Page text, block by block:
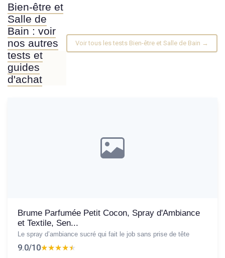
Bien-être et
Salle de
Bain : voir
nos autres
tests et
guides
d'achat
Voir tous les tests Bien-être et Salle de Bain →
Brume Parfumée Petit Cocon, Spray d'Ambiance
et Textile, Sen...
Le spray d’ambiance sucré qui fait le job sans prise de tête
9.0/10★★★★★
★★★★★